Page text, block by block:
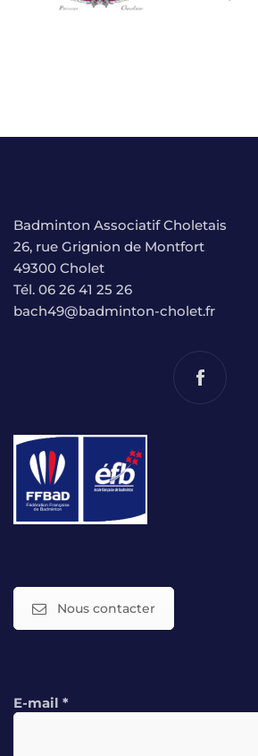
Badminton Associatif Choletais
26, rue Grignion de Montfort
49300 Cholet
Tél. 06 26 41 25 26
bach49@badminton-cholet.fr
Nous contacter
E-mail *